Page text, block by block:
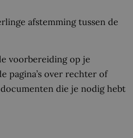
afstemming tussen de
voorbereiding op je
pagina’s over rechter of
die je nodig hebt